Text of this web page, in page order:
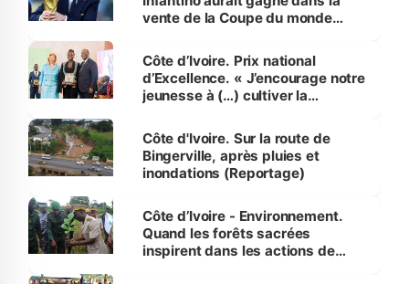
vente de la Coupe du monde
Côte d’Ivoire. Prix national
d’Excellence. « J’encourage notre
jeunesse à (…) cultiver la
(Alassane Ouattara
Côte d'Ivoire. Sur la route de
Bingerville, après pluies et
inondations (Reportage)
Côte d’Ivoire - Environnement.
Quand les forêts sacrées
inspirent dans les actions de